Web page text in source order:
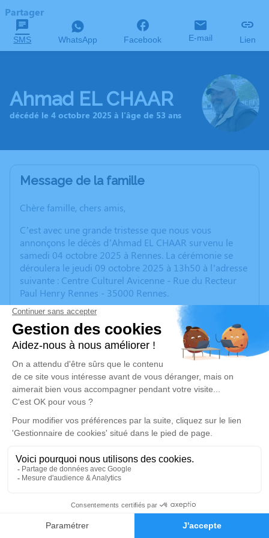
Faire-part Hommages
Partager
SMS WhatsApp Facebook E-mail Lien
Ahmad EL CHAAR
décédé le 4 octobre 2025 à l'âge de 53 ans
Message de la famille
Chère famille, chers amis,
C’est avec une grande tristesse que nous vous
annonçons le décès d’Ahmad EL CHAAR survenu le
samedi 04 octobre 2025 à Rennes. La cérémonie se
déroulera le jeudi 09 octobre 2025 à 13h50 à l’adresse
suivante : Centre Culturel Avicenne - Rue du Recteur
Paul Henry Rennes - 35000 Rennes.
Nous vous invitons à utiliser cet espace pour laisser
vos condoléances, partager des photos souvenirs, une
anecdote ou exprimer vos pensées à travers des
poèmes ou des textes. Cet endroit est un lieu
d'expression dédié à honorer la mémoire d’Ahmad EL
CHAAR.
jeudi 09 octobre 2025 à 13h50
Centre Culturel Avicenne de Rennes
35000 Rennes